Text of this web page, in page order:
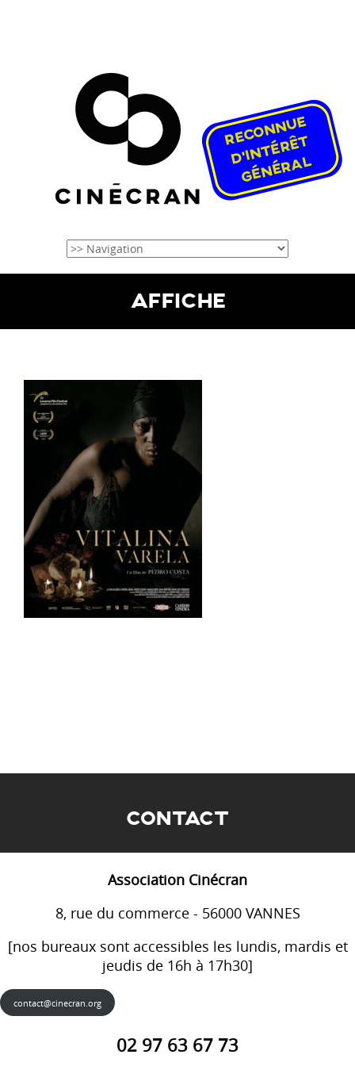
AFFICHE
CONTACT
Association Cinécran
8, rue du commerce - 56000 VANNES
[nos bureaux sont accessibles les lundis, mardis et
jeudis de 16h à 17h30]
contact@cinecran.org
02 97 63 67 73